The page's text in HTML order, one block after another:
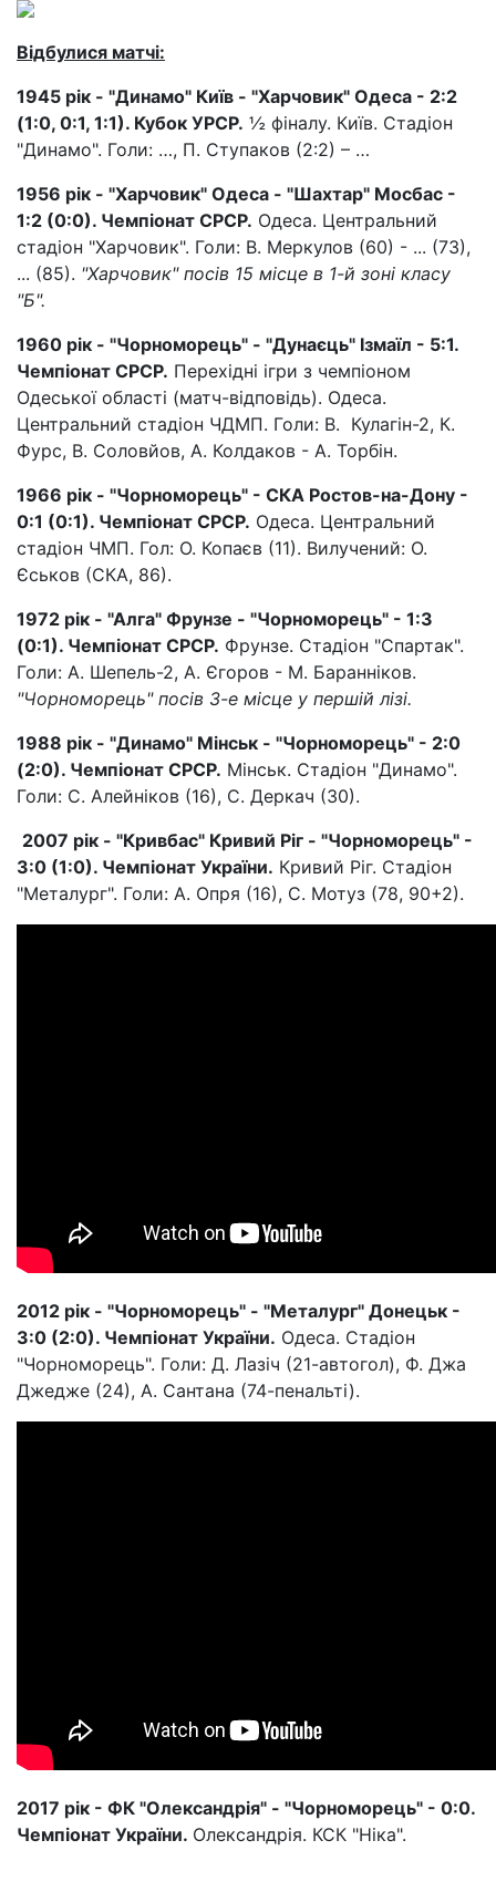
Відбулися матчі:
1945 рік - "Динамо" Київ - "Харчовик" Одеса - 2:2
(1:0, 0:1, 1:1). Кубок УРСР. ½ фіналу. Київ. Стадіон
"Динамо". Голи: …, П. Ступаков (2:2) – …
1956 рік - "Харчовик" Одеса - "Шахтар" Мосбас -
1:2 (0:0). Чемпіонат СРСР. Одеса. Центральний
стадіон "Харчовик". Голи: В. Меркулов (60) - ... (73),
... (85). "Харчовик" посів 15 місце в 1-й зоні класу
"Б".
1960 рік - "Чорноморець" - "Дунаєць" Ізмаїл - 5:1.
Чемпіонат СРСР. Перехідні ігри з чемпіоном
Одеської області (матч-відповідь). Одеса.
Центральний стадіон ЧДМП. Голи: В. Кулагін-2, К.
Фурс, В. Соловйов, А. Колдаков - А. Торбін.
1966 рік - "Чорноморець" - СКА Ростов-на-Дону -
0:1 (0:1). Чемпіонат СРСР. Одеса. Центральний
стадіон ЧМП. Гол: О. Копаєв (11). Вилучений: О.
Єськов (СКА, 86).
1972 рік - "Алга" Фрунзе - "Чорноморець" - 1:3
(0:1). Чемпіонат СРСР. Фрунзе. Стадіон "Спартак".
Голи: А. Шепель-2, А. Єгоров - М. Баранніков.
"Чорноморець" посів 3-е місце у першій лізі.
1988 рік - "Динамо" Мінськ - "Чорноморець" - 2:0
(2:0). Чемпіонат СРСР. Мінськ. Стадіон "Динамо".
Голи: С. Алейніков (16), С. Деркач (30).
2007 рік - "Кривбас" Кривий Ріг - "Чорноморець" -
3:0 (1:0). Чемпіонат України. Кривий Ріг. Стадіон
"Металург". Голи: А. Опря (16), С. Мотуз (78, 90+2).
2012 рік - "Чорноморець" - "Металург" Донецьк -
3:0 (2:0). Чемпіонат України. Одеса. Стадіон
"Чорноморець". Голи: Д. Лазіч (21-автогол), Ф. Джа
Джедже (24), А. Сантана (74-пенальті).
2017 рік - ФК "Олександрія" - "Чорноморець" - 0:0.
Чемпіонат України. Олександрія. КСК "Ніка".